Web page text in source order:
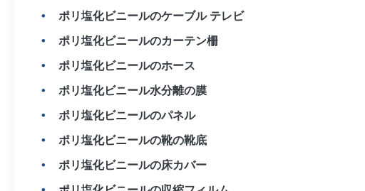
ポリ塩化ビニールのケーブル テレビ
ポリ塩化ビニールのカーテン柵
ポリ塩化ビニールのホース
ポリ塩化ビニール水分離の膜
ポリ塩化ビニールのパネル
ポリ塩化ビニールの靴の靴底
ポリ塩化ビニールの床カバー